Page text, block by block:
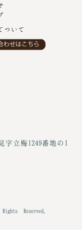
ついて
字立梅1249番地の1
Reserved.